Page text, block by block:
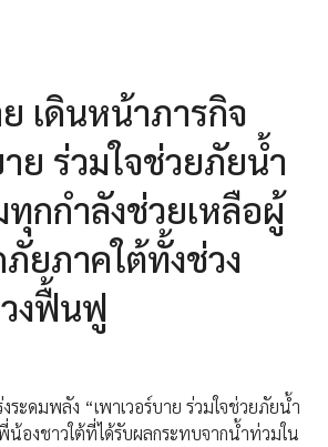
เดินหน้าภารกิจ
าย ร่วมใจช่วยภัยน้ำ
กกำลังช่วยเหลือผู้
ยภาคใต้ทั้งช่วง
งฟื้นฟู
งระดมพลัง “เพาเวอร์บาย ร่วมใจช่วยภัยน้ำ
น้องชาวใต้ที่ได้รับผลกระทบจากน้ำท่วมใน